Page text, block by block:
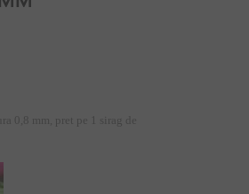
0,8 mm, pret pe 1 sirag de